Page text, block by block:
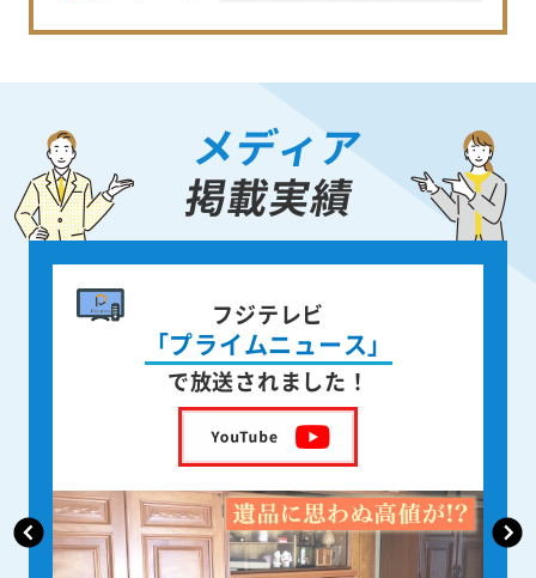
メディア
掲載実績
書籍出版
身近な人が
亡くなった後の遺品整理
を出版しました！